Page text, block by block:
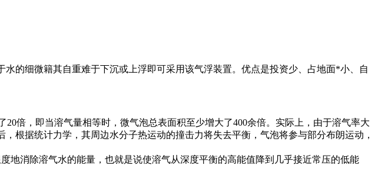
的细微籍其自重难于下沉或上浮即可采用该气浮装置。优点是投资少、占地面*小、自
倍，即当溶气量相等时，微气泡总表面积至少增大了400余倍。实际上，由于溶气率大
根据统计力学，其周边水分子热运动的撞击力将失去平衡，气泡将参与部分布朗运动，
消除溶气水的能量，也就是说使溶气从深度平衡的高能值降到几乎接近常压的低能